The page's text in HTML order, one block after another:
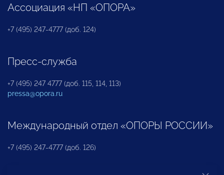
Ассоциация «НП «ОПОРА»
+7 (495) 247-4777 (доб. 124)
Пресс-служба
+7 (495) 247 4777 (доб. 115, 114, 113)
pressa@opora.ru
Международный отдел «ОПОРЫ РОССИИ»
+7 (495) 247-4777 (доб. 126)